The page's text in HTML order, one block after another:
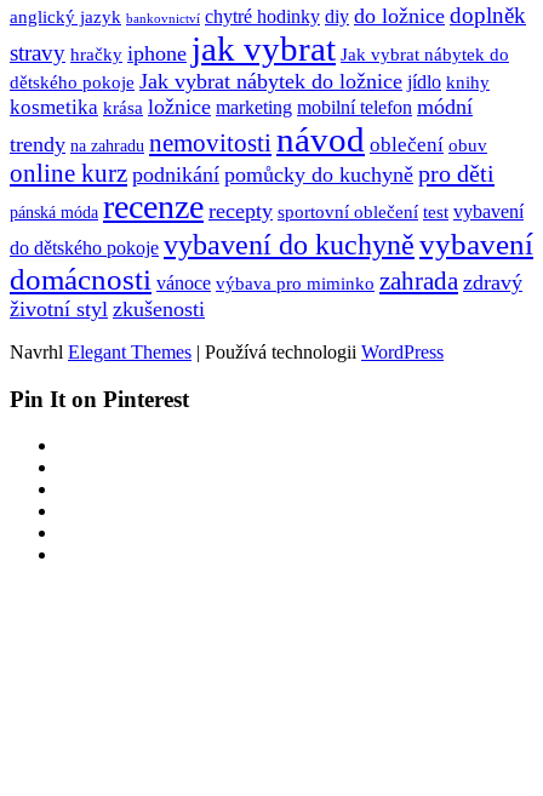
anglický jazyk bankovnictví chytré hodinky diy do ložnice doplněk
stravy hračky iphone jak vybrat Jak vybrat nábytek do
dětského pokoje Jak vybrat nábytek do ložnice jídlo knihy
kosmetika krása ložnice marketing mobilní telefon módní
trendy na zahradu nemovitostinávod oblečení obuv
online kurz podnikání pomůcky do kuchyně pro děti
pánská móda recenze recepty sportovní oblečení test vybavení
do dětského pokoje vybavení do kuchyněvybavení
domácnosti vánoce výbava pro miminko zahrada zdravý
životní styl zkušenosti
Navrhl Elegant Themes | Používá technologii WordPress
Pin It on Pinterest